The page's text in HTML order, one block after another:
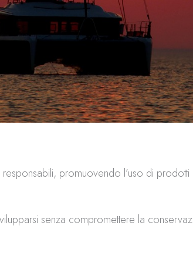
promuovendo l’uso di
senza compromettere la